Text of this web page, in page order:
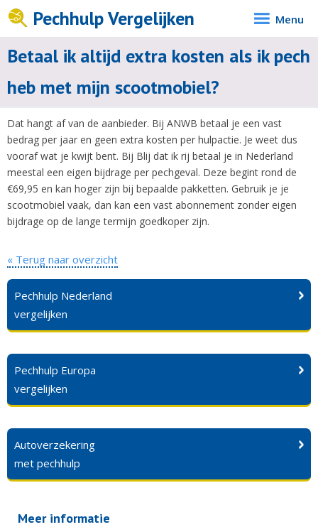
Pechhulp Vergelijken Menu
Betaal ik altijd extra kosten als ik pech
heb met mijn scootmobiel?
Dat hangt af van de aanbieder. Bij ANWB betaal je een vast
bedrag per jaar en geen extra kosten per hulpactie. Je weet dus
vooraf wat je kwijt bent. Bij Blij dat ik rij betaal je in Nederland
meestal een eigen bijdrage per pechgeval. Deze begint rond de
€69,95 en kan hoger zijn bij bepaalde pakketten. Gebruik je je
scootmobiel vaak, dan kan een vast abonnement zonder eigen
bijdrage op de lange termijn goedkoper zijn.
« Terug naar overzicht
Pechhulp Nederland
vergelijken
Pechhulp Europa
vergelijken
Autoverzekering
met pechhulp
Meer informatie